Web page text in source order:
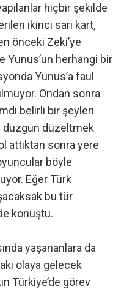
hiçbir şekilde
ikinci sarı kart,
önceki Zeki’ye
Yunus’un herhangi bir
Yunus’a faul
Ondan sonra
belirli bir şeyleri
düzgün düzeltmek
attıktan sonra yere
böyle
Eğer Türk
bu tür
konuştu.
yaşananlara da
olaya gelecek
Türkiye’de görev